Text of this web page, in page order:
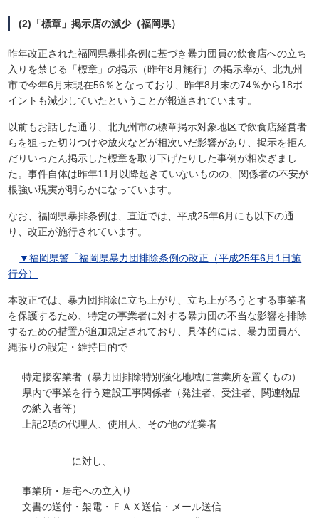
(2)「標章」掲示店の減少（福岡県）
昨年改正された福岡県暴排条例に基づき暴力団員の飲食店への立ち
入りを禁じる「標章」の掲示（昨年8月施行）の掲示率が、北九州
市で今年6月末現在56％となっており、昨年8月末の74％から18ポ
イントも減少していたということが報道されています。
以前もお話した通り、北九州市の標章掲示対象地区で飲食店経営者
らを狙った切りつけや放火などが相次いだ影響があり、掲示を拒ん
だりいったん掲示した標章を取り下げたりした事例が相次ぎまし
た。事件自体は昨年11月以降起きていないものの、関係者の不安が
根強い現実が明らかになっています。
なお、福岡県暴排条例は、直近では、平成25年6月にも以下の通
り、改正が施行されています。
▼福岡県警「福岡県暴力団排除条例の改正（平成25年6月1日施
行分）
本改正では、暴力団排除に立ち上がり、立ち上がろうとする事業者
を保護するため、特定の事業者に対する暴力団の不当な影響を排除
するための措置が追加規定されており、具体的には、暴力団員が、
縄張りの設定・維持目的で
特定接客業者（暴力団排除特別強化地域に営業所を置くもの）
県内で事業を行う建設工事関係者（発注者、受注者、関連物品
の納入者等）
上記2項の代理人、使用人、その他の従業者
に対し、
事業所・居宅への立入り
文書の送付・架電・ＦＡＸ送信・メール送信